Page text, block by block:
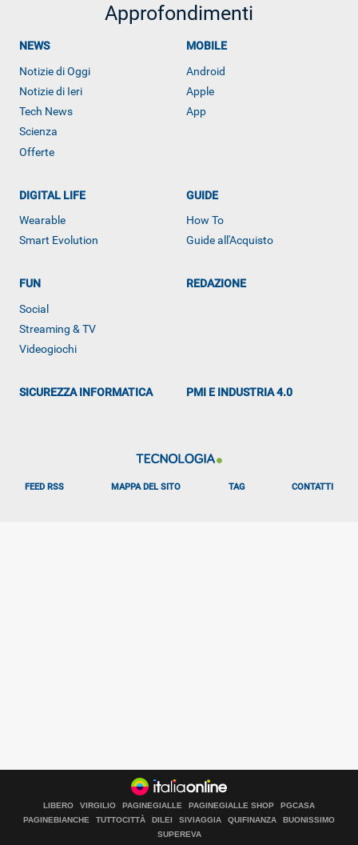
ALTRO
Approfondimenti
NEWS
Notizie di Oggi
Notizie di Ieri
Tech News
Scienza
Offerte
MOBILE
Android
Apple
App
DIGITAL LIFE
Wearable
Smart Evolution
GUIDE
How To
Guide all'Acquisto
FUN
Social
Streaming & TV
Videogiochi
REDAZIONE
SICUREZZA INFORMATICA PMI E INDUSTRIA 4.0
FEED RSS MAPPA DEL SITO TAG CONTATTI
LIBERO VIRGILIO PAGINEGIALLE PAGINEGIALLE SHOP
PGCASA
PAGINEBIANCHE
TUTTOCITTÀ DILEI SIVIAGGIA QUIFINANZA
BUONISSIMO
SUPEREVA